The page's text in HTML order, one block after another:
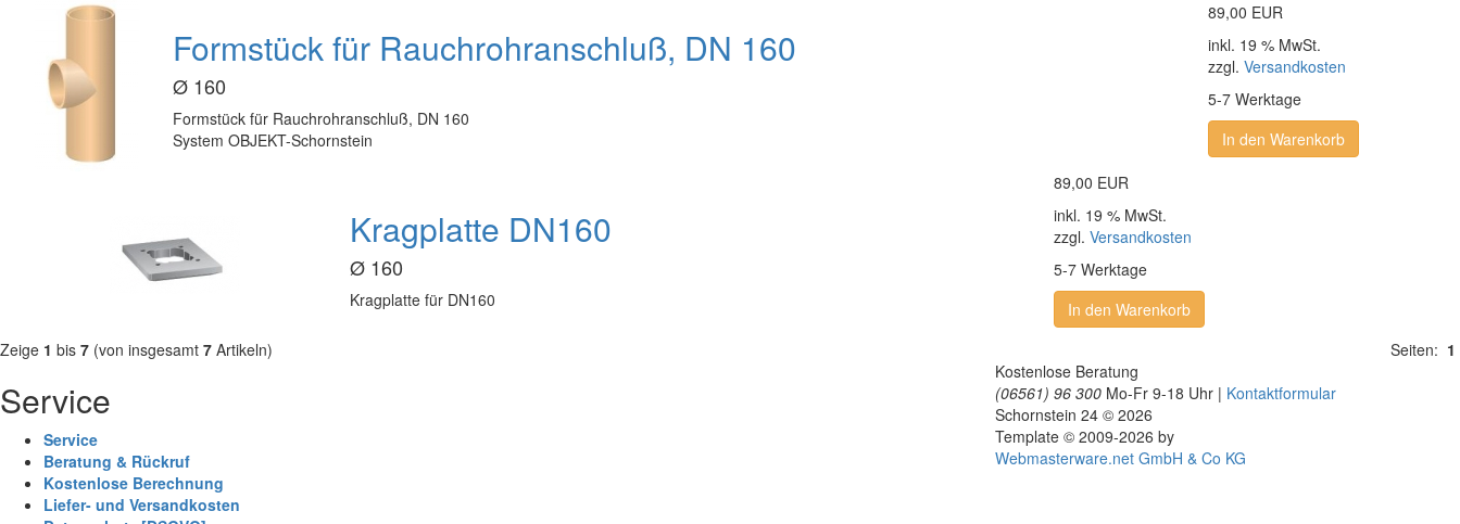
Formstück für Rauchrohranschluß, DN 160
Ø 160
Formstück für Rauchrohranschluß, DN 160
System OBJEKT-Schornstein
89,00 EUR
inkl. 19 % MwSt.
zzgl. Versandkosten
5-7 Werktage
In den Warenkorb
Kragplatte DN160
Ø 160
Kragplatte für DN160
89,00 EUR
inkl. 19 % MwSt.
zzgl. Versandkosten
5-7 Werktage
In den Warenkorb
Zeige 1 bis 7 (von insgesamt 7 Artikeln) Seiten: 1
Service
Service
Beratung & Rückruf
Kostenlose Berechnung
Liefer- und Versandkosten
Kostenlose Beratung
(06561) 96 300 Mo-Fr 9-18 Uhr | Kontaktformular
Schornstein 24 © 2026
Template © 2009-2026 by
Webmasterware.net GmbH & Co KG